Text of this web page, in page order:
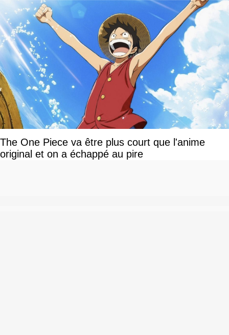
The One Piece va être plus court que l'anime
original et on a échappé au pire